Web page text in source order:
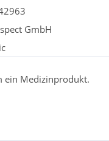
GmbH
ein Medizinprodukt.